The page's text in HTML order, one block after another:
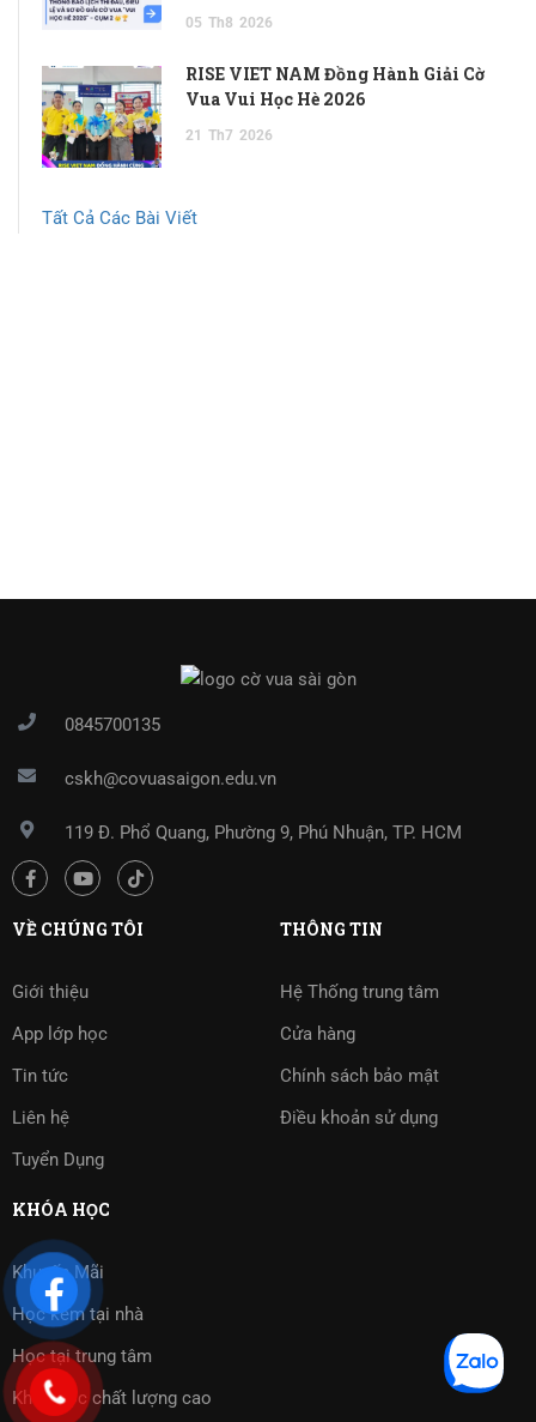
05 Th8 2026
RISE VIET NAM Đồng Hành Giải Cờ
Vua Vui Học Hè 2026
21 Th7 2026
Tất Cả Các Bài Viết
0845700135
cskh@covuasaigon.edu.vn
119 Đ. Phổ Quang, Phường 9, Phú Nhuận, TP. HCM
VỀ CHÚNG TÔI
Giới thiệu
App lớp học
Tin tức
Liên hệ
Tuyển Dụng
THÔNG TIN
Hệ Thống trung tâm
Cửa hàng
Chính sách bảo mật
Điều khoản sử dụng
KHÓA HỌC
Khuyến Mãi
Học kèm tại nhà
Học tại trung tâm
Khóa học chất lượng cao